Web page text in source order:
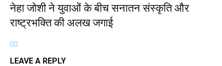
नेहा जोशी ने युवाओं के बीच सनातन संस्कृति और
राष्ट्रभक्ति की अलख जगाई
LEAVE A REPLY